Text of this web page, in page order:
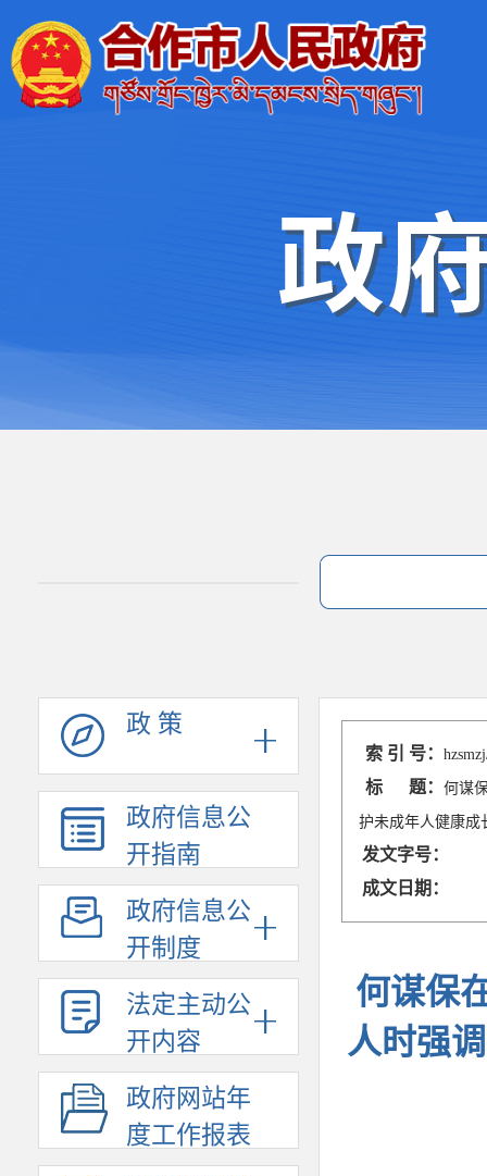
政 策
政府信息公
开指南
政府信息公
开制度
法定主动公
开内容
政府网站年
度工作报表
索 引 号：
标 题：何谋
护未成年人健康成
发文字号：
成文日期：
何谋保
人时强